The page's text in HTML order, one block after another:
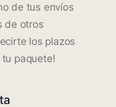
de tus envíos
de otros
los plazos
paquete!